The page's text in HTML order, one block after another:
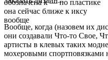
обозначена k — по пластике
она сейчас ближе к иксу
вообще
Вообще, когда (назовем их
они создавали Что-то Свое,
артисты в клевых таких
мохеровыми спортповязками